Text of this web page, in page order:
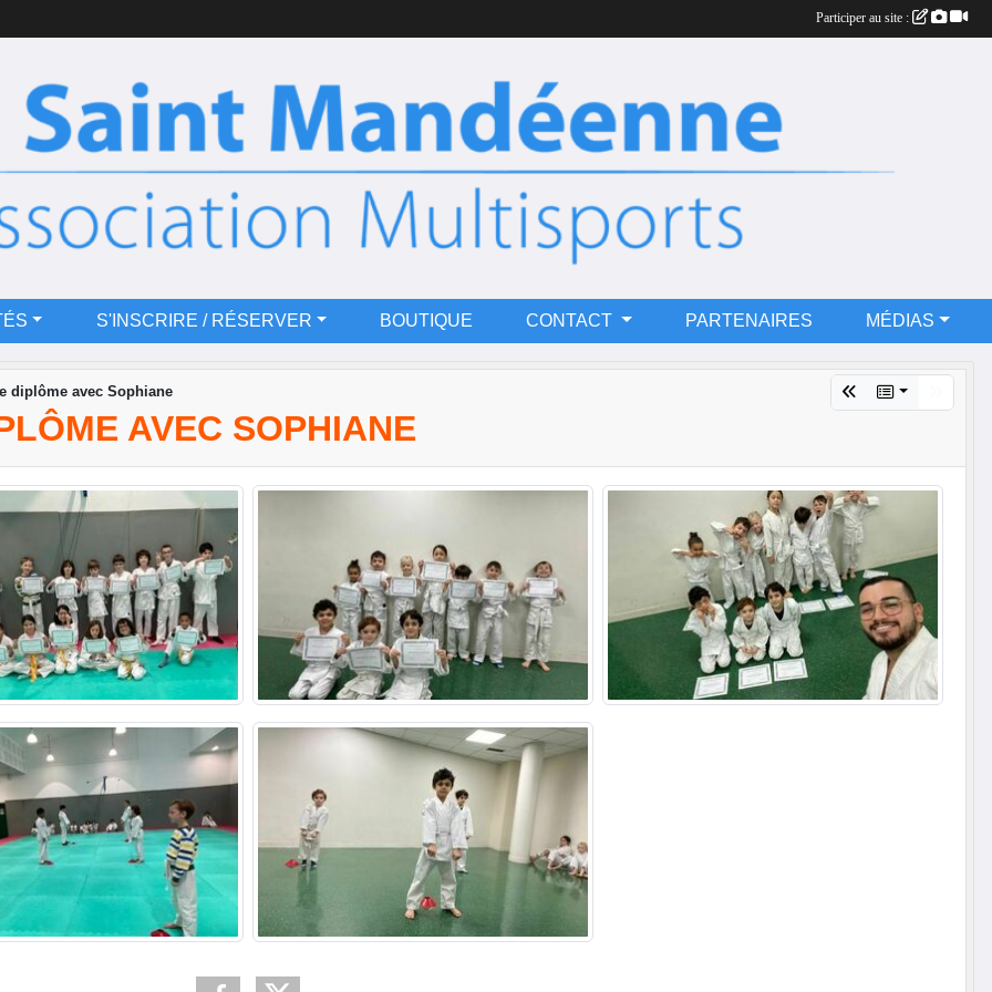
S'INSCRIRE / RÉSERVER BOUTIQUE CONTACT PARTENAIRES MÉDIAS
diplôme avec Sophiane
AVEC SOPHIANE
Participer au site :